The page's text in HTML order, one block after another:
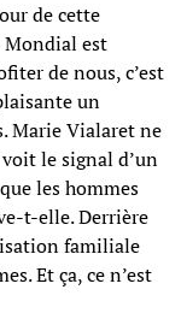
de cette
est
de nous, c’est
un
Marie Vialaret ne
le signal d’un
les hommes
t-elle. Derrière
familiale
Et ça, ce n’est